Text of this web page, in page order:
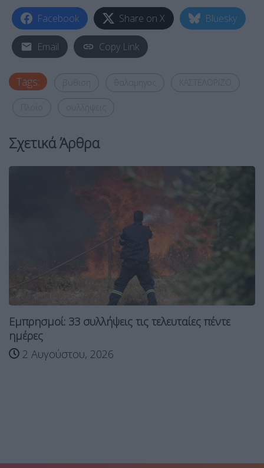
Facebook Share on X Bluesky
Email Copy Link
Tags:
Σχετικά Άρθρα
Εμπρησμοί: 33 συλλήψεις τις τελευταίες πέντε
ημέρες
2 Αυγούστου, 2026